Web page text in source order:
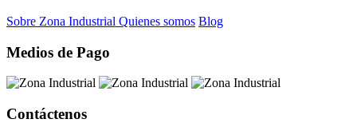
Sobre Zona Industrial Quienes somos Blog
Medios de Pago
Contáctenos